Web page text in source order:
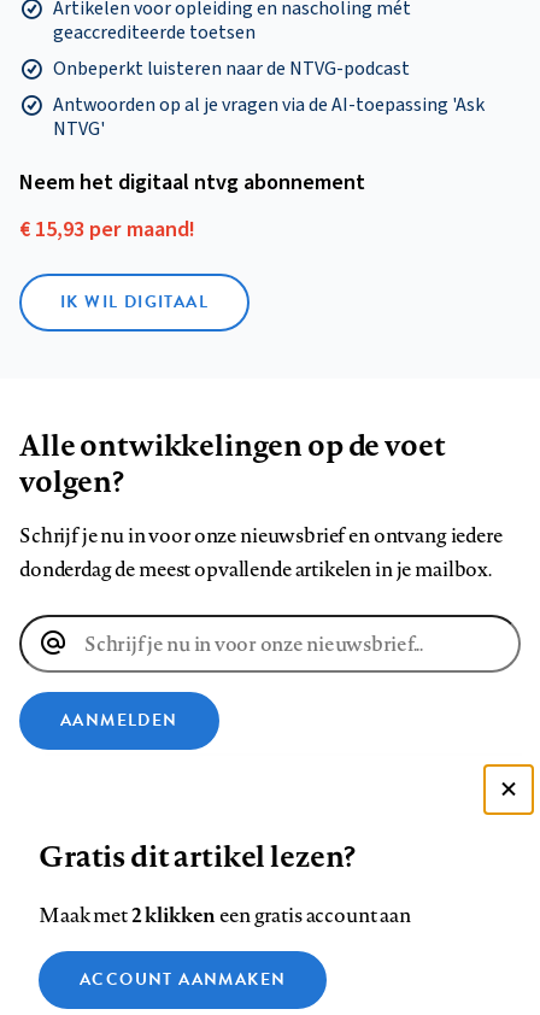
Artikelen voor opleiding en nascholing mét
geaccrediteerde toetsen
Onbeperkt luisteren naar de NTVG-podcast
Antwoorden op al je vragen via de AI-toepassing 'Ask
NTVG'
Neem het digitaal ntvg abonnement
€ 15,93 per maand!
IK WIL DIGITAAL
Alle ontwikkelingen op de voet
volgen?
Schrijf je nu in voor onze nieuwsbrief en ontvang iedere
donderdag de meest opvallende artikelen in je mailbox.
E-
mailadres
AANMELDEN
ons
op
Facebook
ons
op
LinkedIn
ons
op
Bluesky
ons
op
Instagram
ons
op
YouTube
ons
Footer
Contact Colofon Disclaimer Privacy
Medische vragen verdienen
Gratis dit artikel lezen?
Maak met2 klikkeneen gratis account aan
ACCOUNT AANMAKEN
Zie onze cookie policy
Analytische cookies